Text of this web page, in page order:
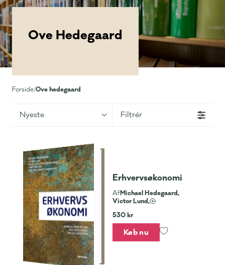
Ove Hedegaard
Forside/Ove hedegaard
Nyeste Filtrér
Erhvervsøkonomi
AfMichael Hedegaard,
Victor Lund,
530 kr
Køb nu